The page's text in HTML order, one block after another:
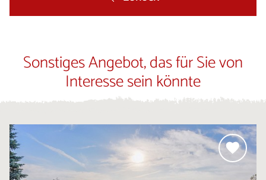
Sonstiges Angebot, das für Sie von
Interesse sein könnte